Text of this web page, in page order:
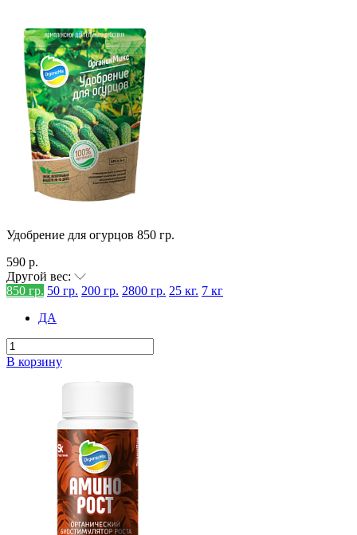
Удобрение для огурцов 850 гр.
590 р.
Другой вес:
850 гр. 50 гр. 200 гр. 2800 гр. 25 кг. 7 кг
ДА
В корзину